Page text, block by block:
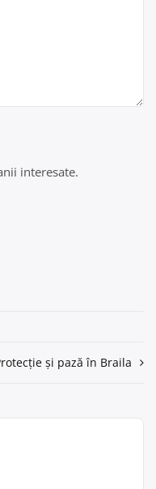
interesate.
și pază în Braila